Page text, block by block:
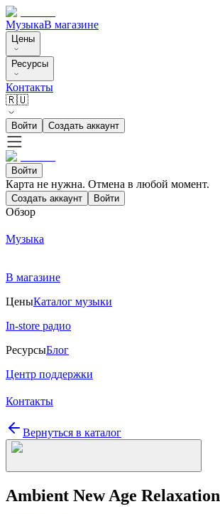
МузыкаВ магазине
Цены
Ресурсы
Контакты
🇷🇺
Войти Создать аккаунт
Войти
Карта не нужна. Отмена в любой момент.
Создать аккаунт Войти
Обзор
Музыка
В магазине
ЦеныКаталог музыки
In-store радио
РесурсыБлог
Центр поддержки
Контакты
Вернуться в каталог
Ambient New Age Relaxation